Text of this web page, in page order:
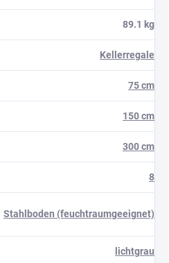
89.1 kg
Kellerregale
75 cm
150 cm
300 cm
8
Stahlboden (feuchtraumgeeignet)
lichtgrau